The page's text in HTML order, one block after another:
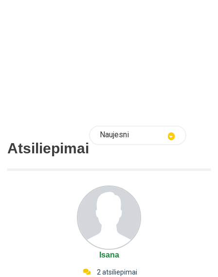
Atsiliepimai
Naujesni
Isana
2 atsiliepimai